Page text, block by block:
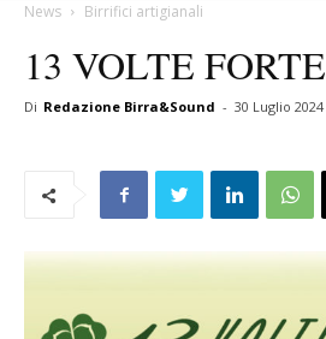
News Birrifici artigianali
13 VOLTE FORTE
Di Redazione Birra&Sound - 30 Luglio 2024